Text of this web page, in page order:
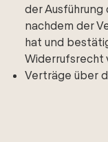
der Ausführung
nachdem der
hat und
Widerrufsrecht
Verträge über